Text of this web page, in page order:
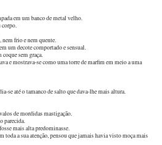
em um banco de metal velho.
corpo.
nem frio e nem quente.
um decote comportado e sensual.
coque sem graça.
e mostrava-se como uma torre de marfim em meio a uma
se até o tamanco de salto que dava-lhe mais altura.
de mordidas mastigação.
parecida.
mais alta predominasse.
toda a sua atenção, pensou que jamais havia visto moça mais